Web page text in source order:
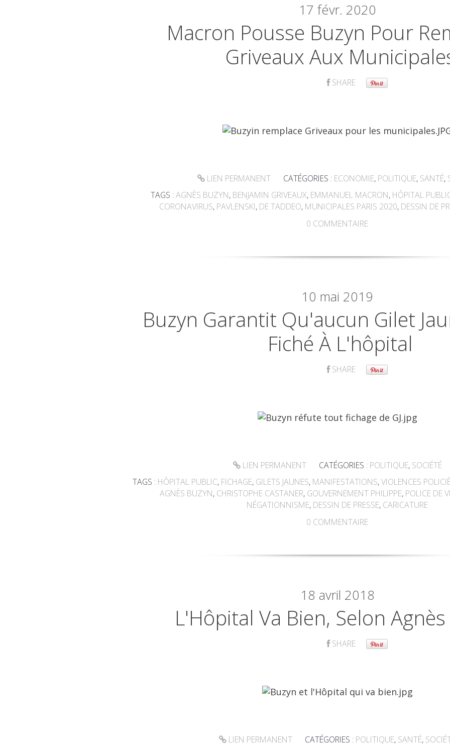
17 févr. 2020
Macron Pousse Buzyn Pour
Griveaux Aux
SHARE
LIEN PERMANENT CATÉGORIES : ECONOMIE, POLITIQUE, SANTÉ,
TAGS :AGNÈS BUZYN, BENJAMIN GRIVEAUX, EMMANUEL MACRON, HÔPITAL
CORONAVIRUS, PAVLENSKI, DE TADDEO, MUNICIPALES PARIS 2020, DESSIN DE
0 COMMENTAIRE
10 mai 2019
Buzyn Garantit Qu'aucun Gilet
Fiché À L'hôpital
SHARE
LIEN PERMANENT CATÉGORIES : POLITIQUE, SOCIÉTÉ
TAGS : HÔPITAL PUBLIC, FICHAGE, GILETS JAUNES, MANIFESTATIONS,VIOLENCES
AGNÈS BUZYN, CHRISTOPHE CASTANER, GOUVERNEMENT PHILIPPE, POLICE DE
NÉGATIONNISME, DESSIN DE PRESSE, CARICATURE
0 COMMENTAIRE
18 avril 2018
L'Hôpital Va Bien, Selon
SHARE
LIEN PERMANENT CATÉGORIES : POLITIQUE, SANTÉ,